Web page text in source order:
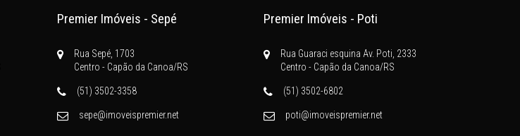
Premier Imóveis - Sepé
Rua Sepé, 1703
Centro - Capão da Canoa/RS
(51) 3502-3358
sepe@imoveispremier.net
Premier Imóveis - Poti
Rua Guaraci esquina Av. Poti, 2333
Centro - Capão da Canoa/RS
(51) 3502-6802
poti@imoveispremier.net